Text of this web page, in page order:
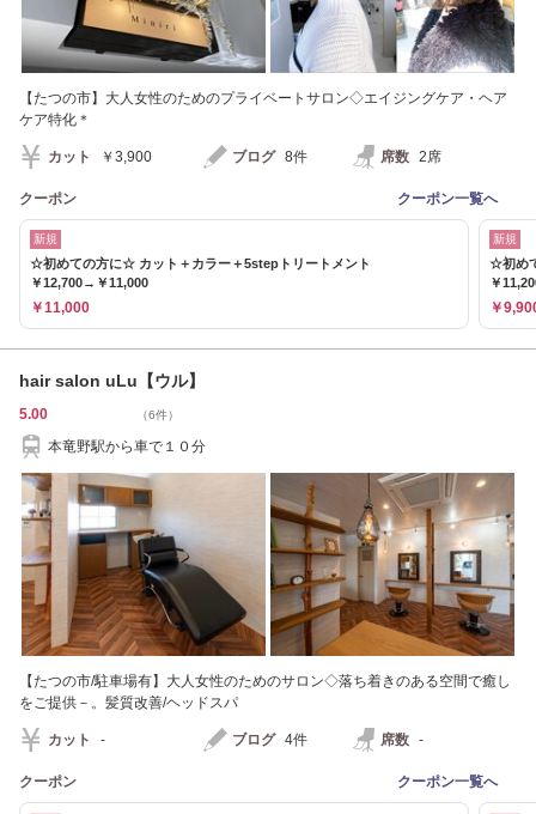
【たつの市】大人女性のためのプライベートサロン◇エイジングケア・ヘア
ケア特化＊
カット ￥3,900 ブログ 8件 席数 2席
クーポン クーポン一覧へ
新規
☆初めての方に☆ カット＋カラー＋5stepトリートメント
￥12,700→￥11,000
￥11,000
新規
☆初め
￥
￥
hair salon uLu【ウル】
5.00 （6件）
本竜野駅から車で１０分
【たつの市/駐車場有】大人女性のためのサロン◇落ち着きのある空間で癒し
をご提供－。髪質改善/ヘッドスパ
カット - ブログ 4件 席数 -
クーポン クーポン一覧へ